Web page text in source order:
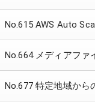
No.615 AWS Auto
No.664 メディアファ
No.677 特定地域から